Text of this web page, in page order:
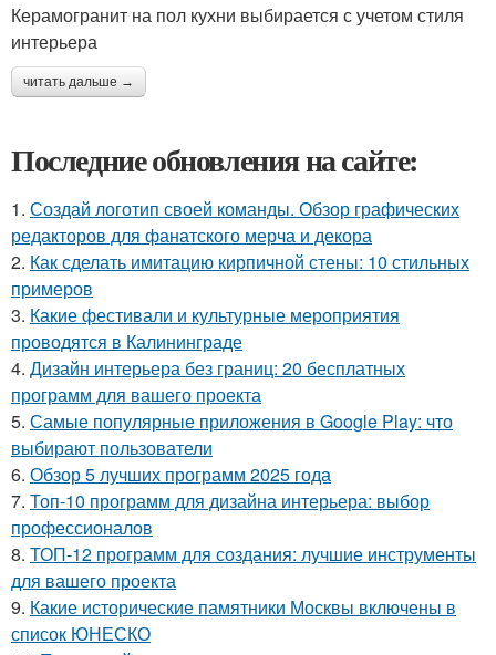
Керамогранит на пол кухни выбирается с учетом стиля
интерьера
читать дальше →
Последние обновления на сайте:
1. Создай логотип своей команды. Обзор графических
редакторов для фанатского мерча и декора
2. Как сделать имитацию кирпичной стены: 10 стильных
примеров
3. Какие фестивали и культурные мероприятия
проводятся в Калининграде
4. Дизайн интерьера без границ: 20 бесплатных
программ для вашего проекта
5. Самые популярные приложения в Google Play: что
выбирают пользователи
6. Обзор 5 лучших программ 2025 года
7. Топ-10 программ для дизайна интерьера: выбор
профессионалов
8. ТОП-12 программ для создания: лучшие инструменты
для вашего проекта
9. Какие исторические памятники Москвы включены в
список ЮНЕСКО